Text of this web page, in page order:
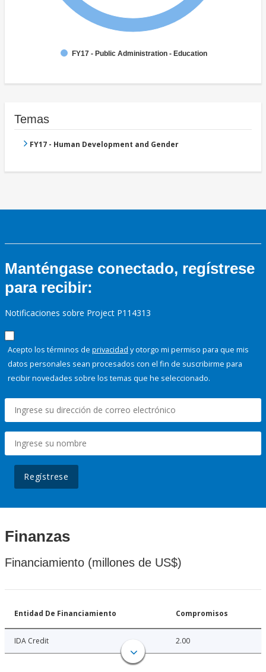
FY17 - Public Administration - Education
Temas
FY17 - Human Development and Gender
Manténgase conectado, regístrese
para recibir:
Notificaciones sobre Project P114313
Acepto los términos de privacidad y otorgo mi permiso para que mis
datos personales sean procesados con el fin de suscribirme para
recibir novedades sobre los temas que he seleccionado.
Regístrese
Finanzas
Financiamiento (millones de US$)
Entidad De Financiamiento Compromisos
IDA Credit 2.00